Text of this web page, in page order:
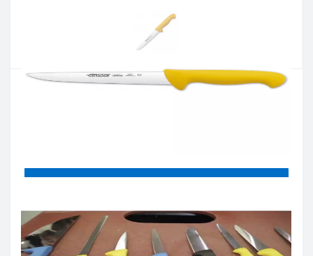
Купить в один клик
Введите номер телефона и мы перезвоним